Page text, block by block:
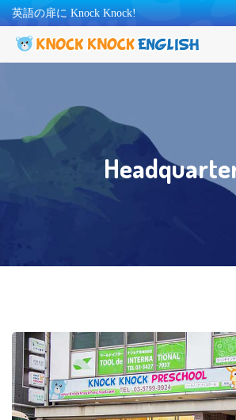
英語の扉に Knock Knock!